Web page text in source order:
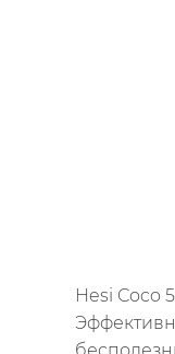
Hesi Coco